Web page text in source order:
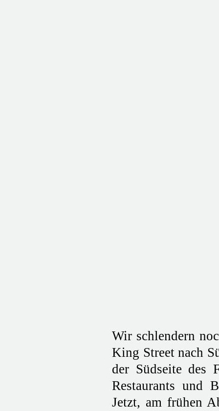
Wir schlendern
King Street nach
der Südseite des
Restaurants und
Jetzt, am frühen